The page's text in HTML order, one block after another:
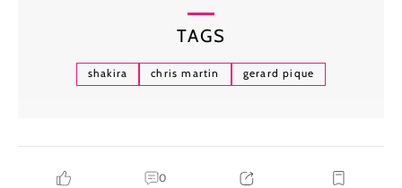
TAGS
shakira chris martin gerard pique
0